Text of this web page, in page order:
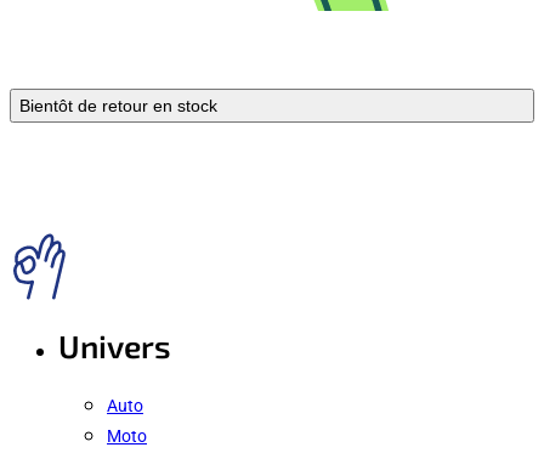
Bientôt de retour en stock
Univers
Auto
Moto